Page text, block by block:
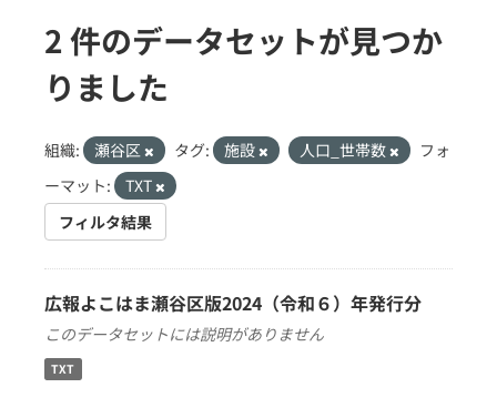
2 件のデータセットが見つか
りました
組織: 瀬谷区 タグ: 施設 人口_世帯数
フォ
ーマット:
TXT
フィルタ結果
広報よこはま瀬谷区版2024（令和６）年発行分
このデータセットには説明がありません
TXT